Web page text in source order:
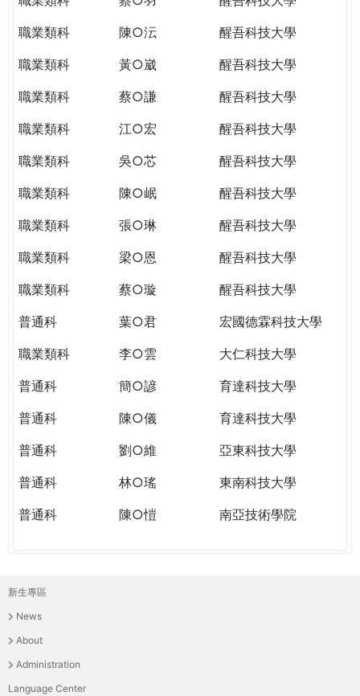
職業類科
陳○沄
醒吾科技大學
職業類科
黃○崴
醒吾科技大學
職業類科
蔡○謙
醒吾科技大學
職業類科
江○宏
醒吾科技大學
職業類科
吳○芯
醒吾科技大學
職業類科
陳○岷
醒吾科技大學
職業類科
張○琳
醒吾科技大學
職業類科
梁○恩
醒吾科技大學
職業類科
蔡○璇
醒吾科技大學
普通科
葉○君
宏國德霖科技大學
職業類科
李○雲
大仁科技大學
普通科
簡○諺
育達科技大學
普通科
陳○儀
育達科技大學
普通科
劉○維
亞東科技大學
普通科
林○瑤
東南科技大學
普通科
陳○愷 南亞技術學院
主
選
單
新生專區
News
About
Administration
Language Center